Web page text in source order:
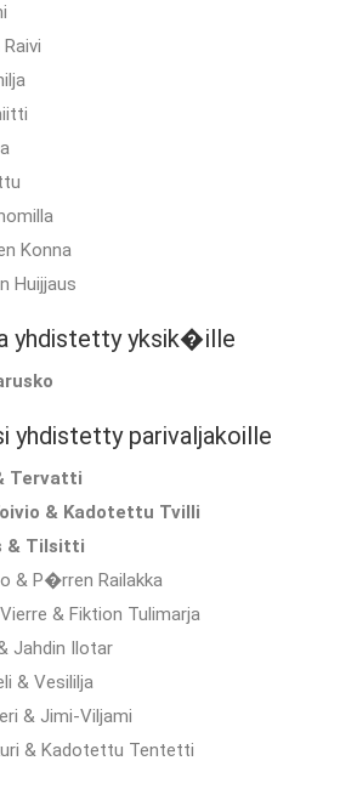
Konna
Huijjaus
yhdistetty yksik�ille
yhdistetty parivaljakoille
Tervatti
& Kadotettu Tvilli
& Tilsitti
& P�rren Railakka
& Fiktion Tulimarja
Jahdin Ilotar
& Vesililja
& Jimi-Viljami
& Kadotettu Tentetti